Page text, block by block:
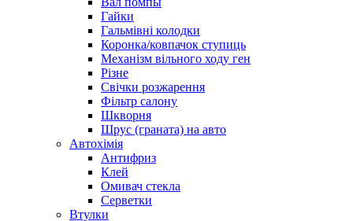
Гайки
Гальмівні колодки
Коронка/ковпачок ступиць
Механізм вільного ходу ген
Різне
Свічки розжарення
Фільтр салону
Шкворня
Шрус (граната) на авто
Автохімія
Антифриз
Клей
Омивач стекла
Серветки
Втулки